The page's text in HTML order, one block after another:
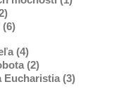
(4)
(2)
Eucharistia (3)